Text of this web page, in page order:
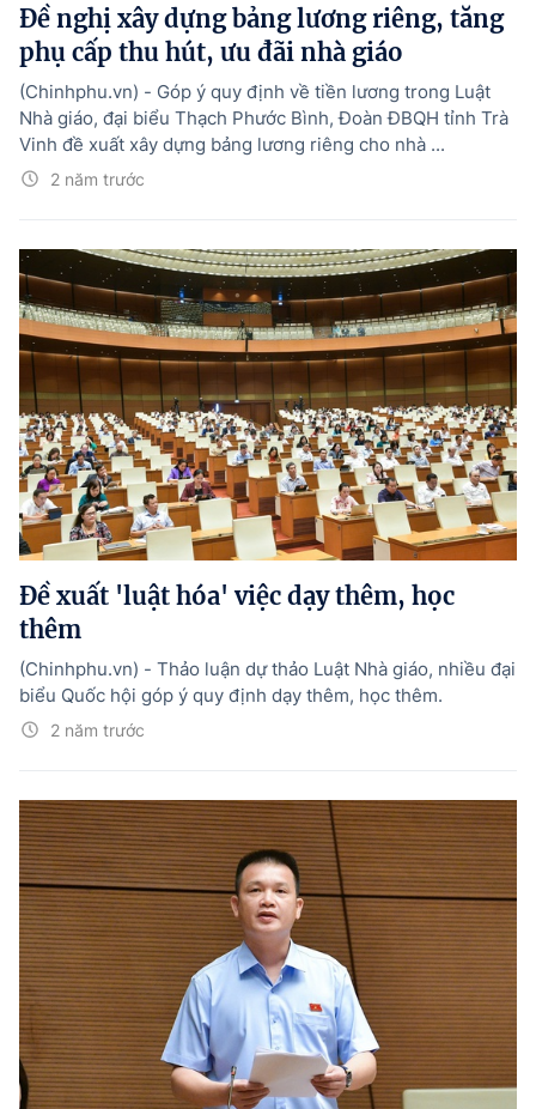
Đề nghị xây dựng bảng lương riêng, tăng
phụ cấp thu hút, ưu đãi nhà giáo
2 năm trước
(Chinhphu.vn) - Góp ý quy định về tiền lương trong Luật
Nhà giáo, đại biểu Thạch Phước Bình, Đoàn ĐBQH tỉnh Trà
Vinh đề xuất xây dựng bảng lương riêng cho nhà ...
Đề xuất 'luật hóa' việc dạy thêm, học
thêm
2 năm trước
(Chinhphu.vn) - Thảo luận dự thảo Luật Nhà giáo, nhiều đại
biểu Quốc hội góp ý quy định dạy thêm, học thêm.